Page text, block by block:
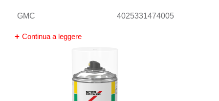
GMC 4025331474005
Continua a leggere